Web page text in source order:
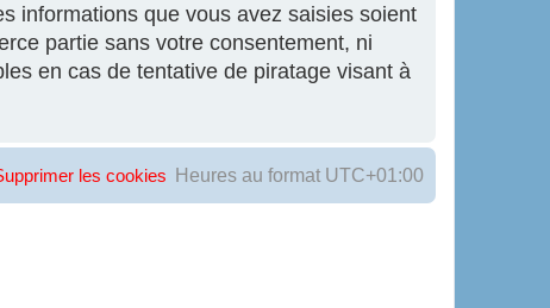
informations que vous avez saisies soient
partie sans votre consentement, ni
en cas de tentative de piratage visant à
Heures au format UTC+01:00
les cookies